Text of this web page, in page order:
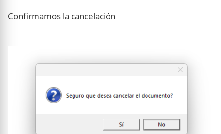
Confirmamos la cancelación